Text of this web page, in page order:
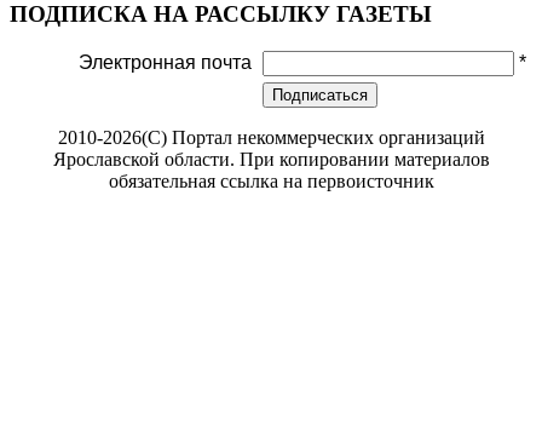
ПОДПИСКА НА РАССЫЛКУ ГАЗЕТЫ
Электронная почта *
Подписаться
2010-2026(С) Портал некоммерческих организаций
Ярославской области. При копировании материалов
обязательная ссылка на первоисточник